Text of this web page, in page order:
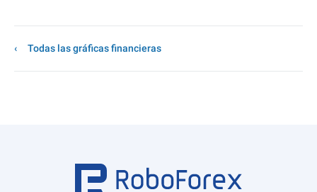
Todas las gráficas financieras